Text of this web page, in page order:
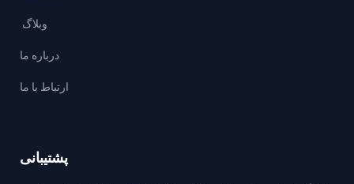
وبلاگ
درباره ما
ارتباط با ما
پشتیبانی